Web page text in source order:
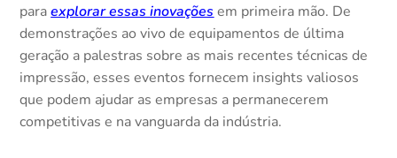
paraexplorar essas inovações em primeira mão. De
demonstrações ao vivo de equipamentos de última
geração a palestras sobre as mais recentes técnicas de
impressão, esses eventos fornecem insights valiosos
que podem ajudar as empresas a permanecerem
competitivas e na vanguarda da indústria.